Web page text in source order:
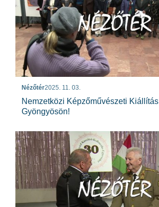
Nézőtér2025. 11. 03.
Nemzetközi Képzőművészeti Kiállítás
Gyöngyösön!